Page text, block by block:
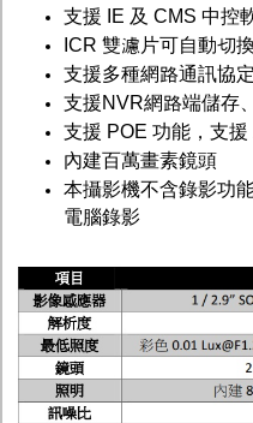
支援 IE 及 CMS 中控
ICR 雙濾片可自動切
支援多種網路通訊協
支援NVR網路端儲存
支援 POE 功能，支
內建百萬畫素鏡頭
本攝影機不含錄影功
電腦錄影